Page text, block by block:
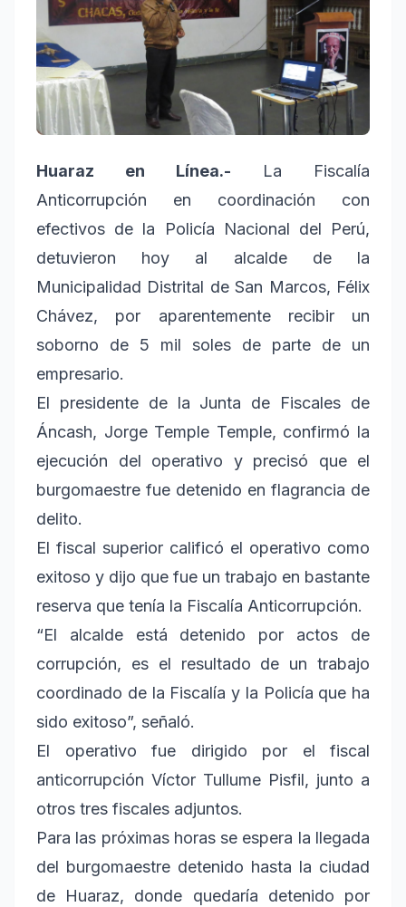
Huaraz en Línea.- La Fiscalía
Anticorrupción en coordinación con
efectivos de la Policía Nacional del Perú,
detuvieron hoy al alcalde de la
Municipalidad Distrital de San Marcos, Félix
Chávez, por aparentemente recibir un
soborno de 5 mil soles de parte de un
empresario.
El presidente de la Junta de Fiscales de
Áncash, Jorge Temple Temple, confirmó la
ejecución del operativo y precisó que el
burgomaestre fue detenido en flagrancia de
delito.
El fiscal superior calificó el operativo como
exitoso y dijo que fue un trabajo en bastante
reserva que tenía la Fiscalía Anticorrupción.
“El alcalde está detenido por actos de
corrupción, es el resultado de un trabajo
coordinado de la Fiscalía y la Policía que ha
sido exitoso”, señaló.
El operativo fue dirigido por el fiscal
anticorrupción Víctor Tullume Pisfil, junto a
otros tres fiscales adjuntos.
Para las próximas horas se espera la llegada
del burgomaestre detenido hasta la ciudad
de Huaraz, donde quedaría detenido por